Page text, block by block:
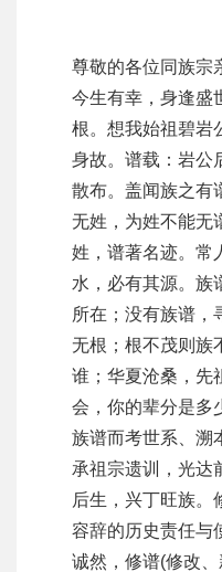
尊敬的各位同族宗
今生有幸，身逢盛
根。想我始祖碧岩
身故。谱载：岩公
散布。盖闻族之有
无姓，为姓不能无
姓，谱著名迹。常
水，必有其源。族
所在；没有族谱，
无根；根不茂则族
谁；华夏沧桑，先
会，你的辈分是多
族谱而考世系、溯
承祖宗遗训，光达
后生，兴丁旺族。
容辞的历史责任与
诚然，修谱(修改